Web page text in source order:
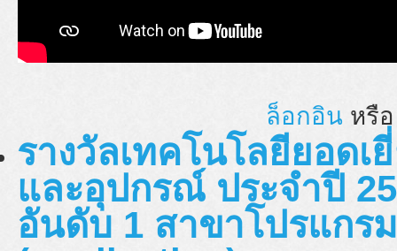
ล็อกอิน หรื
รางวัลเทคโนโลยียอดเ
และอุปกรณ์ ประจำปี
อันดับ 1 สาขาโปรแกร